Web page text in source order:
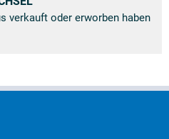
verkauft oder erworben haben